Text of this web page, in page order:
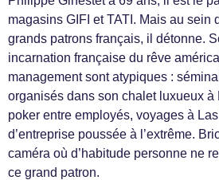
magasins GIFI et TATI. Mais au sein
grands patrons français, il détonne.
incarnation française du rêve
management sont atypiques :
organisés dans son chalet luxueux à
poker entre employés, voyages à
d’entreprise poussée à l’extrême.
caméra où d’habitude personne ne
ce grand patron.